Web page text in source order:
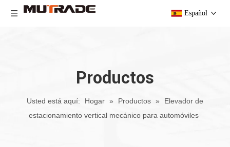
Español
Productos
Usted está aquí: Hogar » Productos »
Elevador de
estacionamiento vertical mecánico para automóviles